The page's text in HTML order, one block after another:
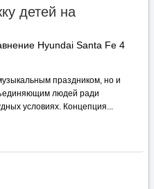
детей на
Hyundai Santa Fe 4
праздником, но и
людей ради
условиях. Концепция...